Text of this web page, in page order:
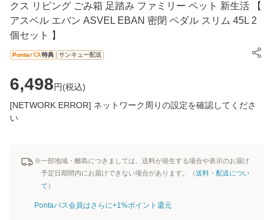
クス リビング ごみ箱 足踏み ファミリー ペット 新生活 【
アスベル エバン ASVEL EBAN 密閉 ペダル スリム 45L 2
個セット 】
Pontaパス特典 サンキュー配送
6,498円(税込)
[NETWORK ERROR] ネットワーク周りの設定を確認してくださ
い
※一部地域・離島につきましては、送料が発生する場合や表示のお届け
予定日期間内にお届けできない場合があります。（送料・配送につい
て ）
Pontaパス会員はさらに+1%ポイント還元